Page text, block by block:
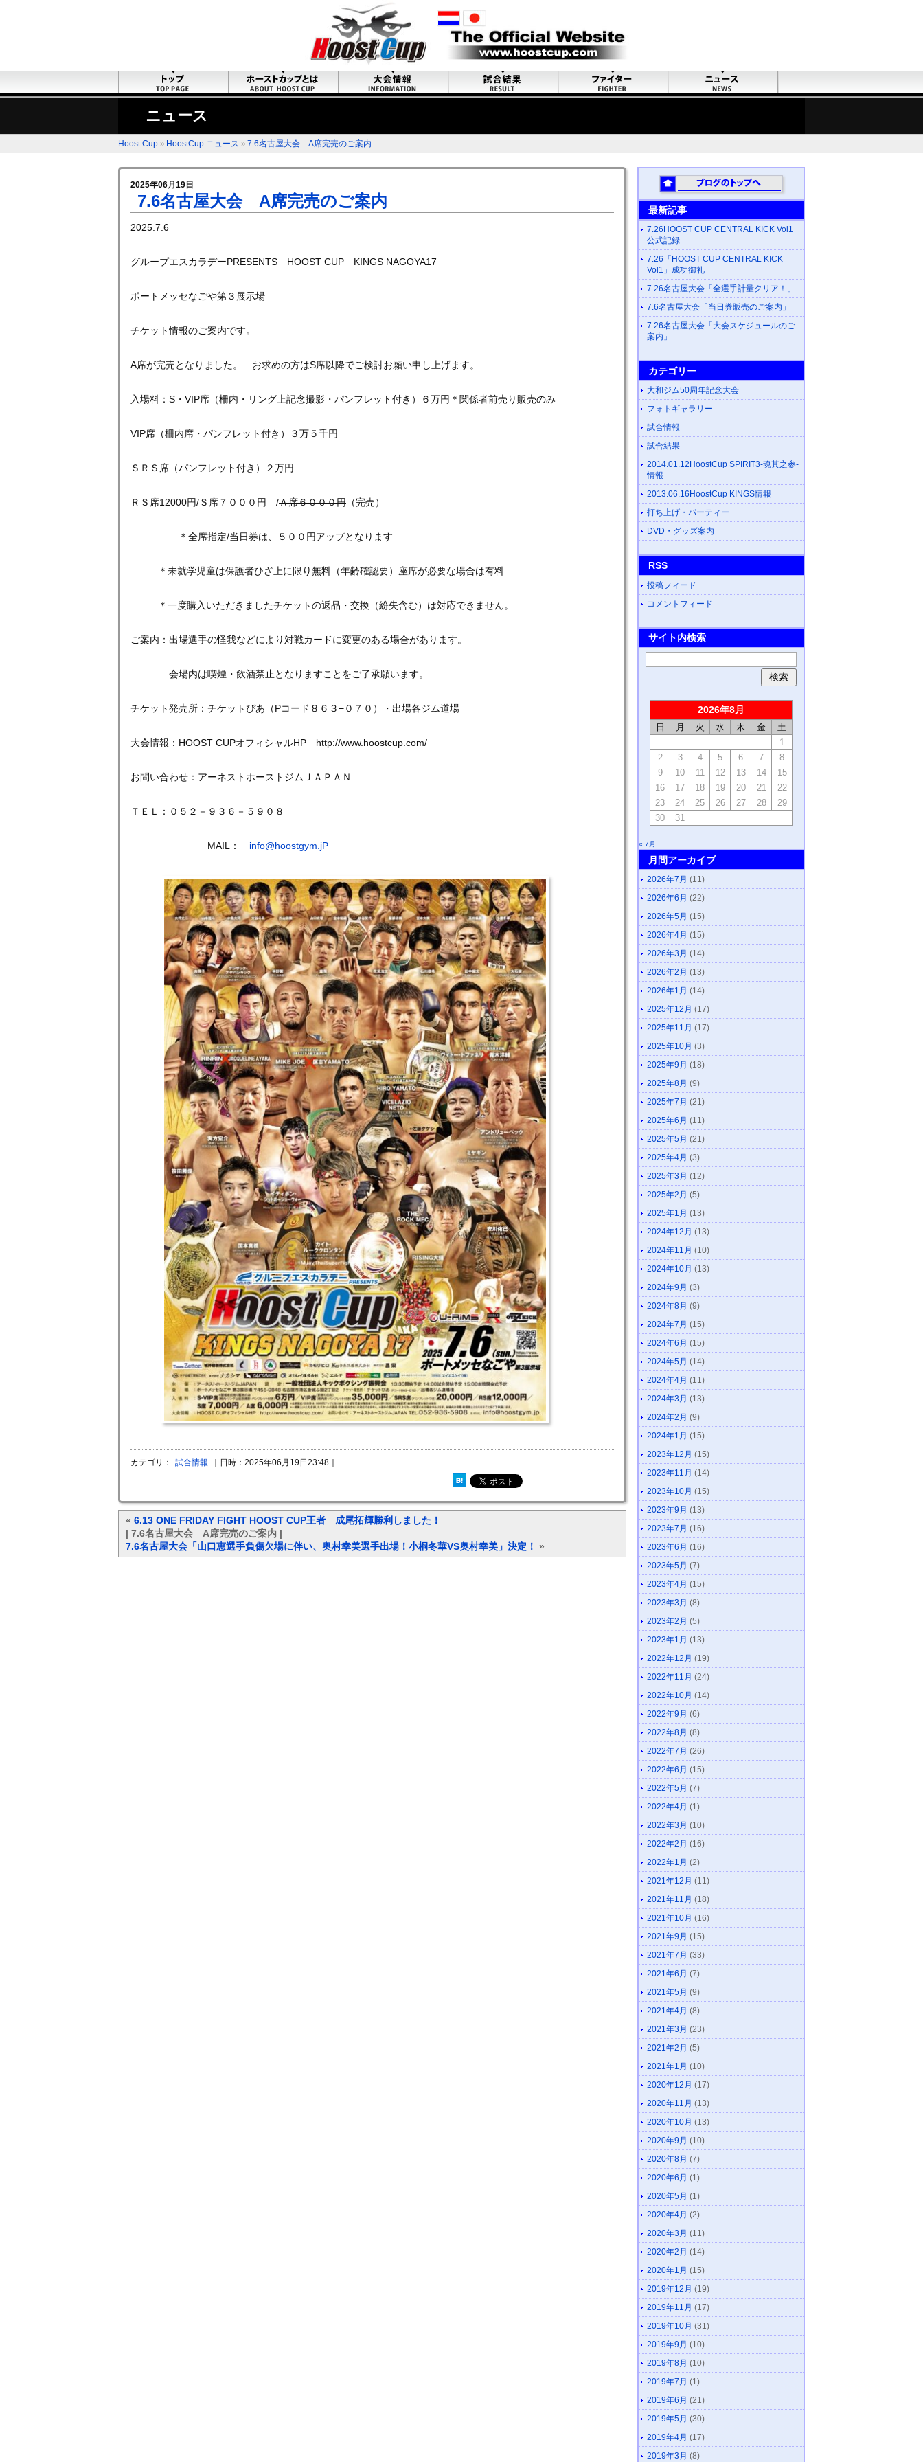
ニュース
Hoost Cup » HoostCup ニュース » 7.6名古屋大会 A席完売のご案内
2025年06月19日
7.6名古屋大会 A席完売のご案内
2025.7.6
グループエスカラデーPRESENTS HOOST CUP KINGS NAGOYA17
ポートメッセなごや第３展示場
チケット情報のご案内です。
A席が完売となりました。 お求めの方はS席以降でご検討お願い申し上げます。
入場料：S・VIP席（柵内・リング上記念撮影・パンフレット付き）６万円＊関係者前売り販売のみ
VIP席（柵内席・パンフレット付き）３万５千円
ＳＲＳ席（パンフレット付き）２万円
ＲＳ席12000円/Ｓ席７０００円 /Ａ席６０００円 （完売）
＊全席指定/当日券は、５００円アップとなります
＊未就学児童は保護者ひざ上に限り無料（年齢確認要）座席が必要な場合は有料
＊一度購入いただきましたチケットの返品・交換（紛失含む）は対応できません。
ご案内：出場選手の怪我などにより対戦カードに変更のある場合があります。
会場内は喫煙・飲酒禁止となりますことをご了承願います。
チケット発売所：チケットぴあ（Pコード８６３−０７０）・出場各ジム道場
大会情報：HOOST CUPオフィシャルHP http://www.hoostcup.com/
お問い合わせ：アーネストホーストジムＪＡＰＡＮ
ＴＥＬ：０５２－９３６－５９０８
MAIL： info@hoostgym.jP
カテゴリ： 試合情報 ｜日時：2025年06月19日23:48｜
« 6.13 ONE FRIDAY FIGHT HOOST CUP王者 成尾拓輝勝利しました！
| 7.6名古屋大会 A席完売のご案内 |
7.6名古屋大会「山口恵選手負傷欠場に伴い、奥村幸美選手出場！小桐冬華VS奥村幸美」決定！
»
最新記事
7.26HOOST CUP CENTRAL KICK Vol1
公式記録
7.26「HOOST CUP CENTRAL KICK
Vol1」成功御礼
7.26名古屋大会「全選手計量クリア！」
7.6名古屋大会「当日券販売のご案内」
7.26名古屋大会「大会スケジュールのご
案内」
カテゴリー
大和ジム50周年記念大会
フォトギャラリー
試合情報
試合結果
2014.01.12HoostCup SPIRIT3-魂其之参-
情報
2013.06.16HoostCup KINGS情報
打ち上げ・パーティー
DVD・グッズ案内
RSS
投稿フィード
コメントフィード
サイト内検索
2026年8月
日 月 火 水 木 金
土
1
2
3 4 5 6 7
8
9
10 11 12 13 14
15
16
17 18 19 20 21
22
23
24 25 26 27 28
29
30
31
« 7月
月間アーカイブ
2026年7月 (11)
2026年6月 (22)
2026年5月 (15)
2026年4月 (15)
2026年3月 (14)
2026年2月 (13)
2026年1月 (14)
2025年12月 (17)
2025年11月 (17)
2025年10月 (3)
2025年9月 (18)
2025年8月 (9)
2025年7月 (21)
2025年6月 (11)
2025年5月 (21)
2025年4月 (3)
2025年3月 (12)
2025年2月 (5)
2025年1月 (13)
2024年12月 (13)
2024年11月 (10)
2024年10月 (13)
2024年9月 (3)
2024年8月 (9)
2024年7月 (15)
2024年6月 (15)
2024年5月 (14)
2024年4月 (11)
2024年3月 (13)
2024年2月 (9)
2024年1月 (15)
2023年12月 (15)
2023年11月 (14)
2023年10月 (15)
2023年9月 (13)
2023年7月 (16)
2023年6月 (16)
2023年5月 (7)
2023年4月 (15)
2023年3月 (8)
2023年2月 (5)
2023年1月 (13)
2022年12月 (19)
2022年11月 (24)
2022年10月 (14)
2022年9月 (6)
2022年8月 (8)
2022年7月 (26)
2022年6月 (15)
2022年5月 (7)
2022年4月 (1)
2022年3月 (10)
2022年2月 (16)
2022年1月 (2)
2021年12月 (11)
2021年11月 (18)
2021年10月 (16)
2021年9月 (15)
2021年7月 (33)
2021年6月 (7)
2021年5月 (9)
2021年4月 (8)
2021年3月 (23)
2021年2月 (5)
2021年1月 (10)
2020年12月 (17)
2020年11月 (13)
2020年10月 (13)
2020年9月 (10)
2020年8月 (7)
2020年6月 (1)
2020年5月 (1)
2020年4月 (2)
2020年3月 (11)
2020年2月 (14)
2020年1月 (15)
2019年12月 (19)
2019年11月 (17)
2019年10月 (31)
2019年9月 (10)
2019年8月 (10)
2019年7月 (1)
2019年6月 (21)
2019年5月 (30)
2019年4月 (17)
2019年3月 (8)